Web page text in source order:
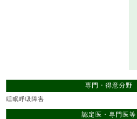
専門・得意分野
睡眠呼吸障害
認定医・専門医等